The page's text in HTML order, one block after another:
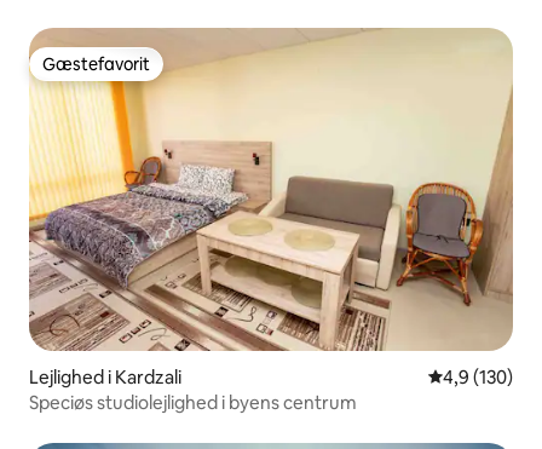
Gæstefavorit
Gæstefavorit
Lejlighed i Kardzali 4,9 ud af 5 i
4,9 (130)
Speciøs studiolejlighed i byens centrum